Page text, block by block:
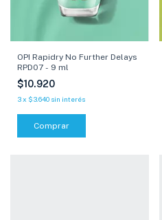
OPI Rapidry No Further Delays
RPD07 - 9 ml
$10.920
3x $3.640 sin interés
Comprar